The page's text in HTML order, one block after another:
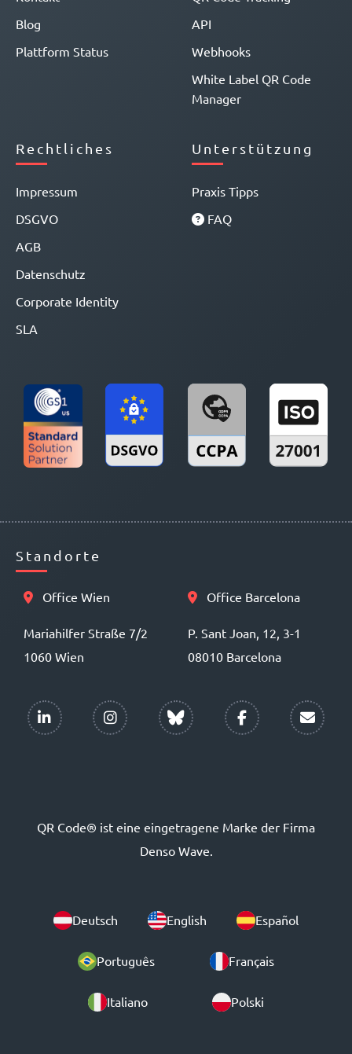
Blog
Plattform Status
API
Webhooks
White Label QR Code
Manager
Rechtliches
Impressum
DSGVO
AGB
Datenschutz
Corporate Identity
SLA
Unterstützung
Praxis Tipps
FAQ
Standorte
Office Wien
Mariahilfer Straße 7/2
1060 Wien
Office Barcelona
P. Sant Joan, 12, 3-1
08010 Barcelona
QR Code® ist eine eingetragene Marke der Firma
Denso Wave.
Deutsch English Español
Português Français
Italiano Polski